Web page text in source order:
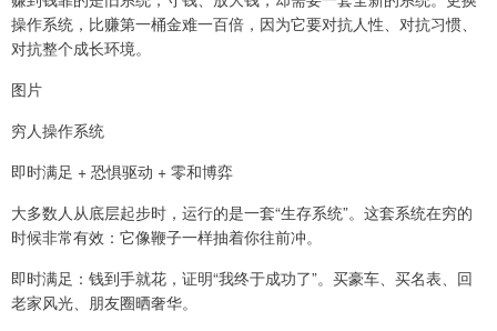
操作系统，比赚第一桶金难一百倍，因为它要对抗人性、对抗习惯、
对抗整个成长环境。
图片
穷人操作系统
即时满足 + 恐惧驱动 + 零和博弈
大多数人从底层起步时，运行的是一套“生存系统”。这套系统在穷的
时候非常有效：它像鞭子一样抽着你往前冲。
即时满足：钱到手就花，证明“我终于成功了”。买豪车、买名表、回
老家风光、朋友圈晒奢华。